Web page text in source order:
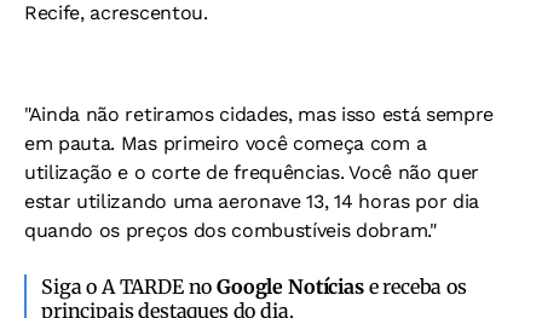
Recife, acrescentou.
"Ainda não retiramos cidades, mas isso está sempre
em pauta. Mas primeiro você começa com a
utilização e o corte de frequências. Você não quer
estar utilizando uma aeronave 13, 14 horas por dia
quando os preços dos combustíveis dobram."
Siga o A TARDE noGoogle Notíciase receba os
principais destaques do dia.